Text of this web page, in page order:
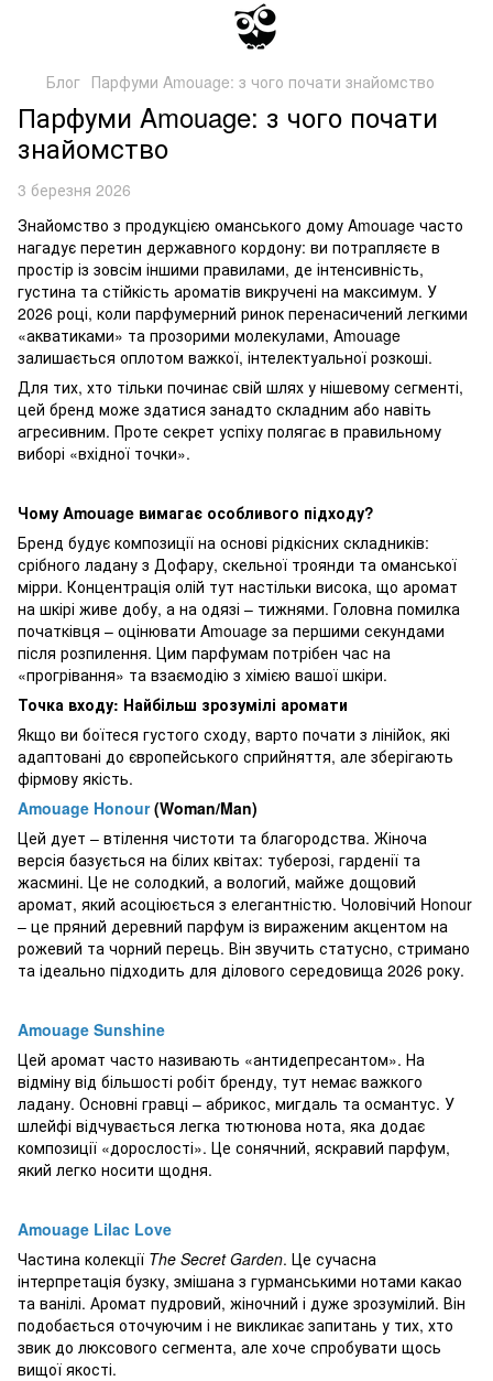
Блог Парфуми Amouage: з чого почати знайомство
Парфуми Amouage: з чого почати
знайомство
3 березня 2026
Знайомство з продукцією оманського дому Amouage часто
нагадує перетин державного кордону: ви потрапляєте в
простір із зовсім іншими правилами, де інтенсивність,
густина та стійкість ароматів викручені на максимум. У
2026 році, коли парфумерний ринок перенасичений легкими
«акватиками» та прозорими молекулами, Amouage
залишається оплотом важкої, інтелектуальної розкоші.
Для тих, хто тільки починає свій шлях у нішевому сегменті,
цей бренд може здатися занадто складним або навіть
агресивним. Проте секрет успіху полягає в правильному
виборі «вхідної точки».
Чому Amouage вимагає особливого підходу?
Бренд будує композиції на основі рідкісних складників:
срібного ладану з Дофару, скельної троянди та оманської
мірри. Концентрація олій тут настільки висока, що аромат
на шкірі живе добу, а на одязі – тижнями. Головна помилка
початківця – оцінювати Amouage за першими секундами
після розпилення. Цим парфумам потрібен час на
«прогрівання» та взаємодію з хімією вашої шкіри.
Точка входу: Найбільш зрозумілі аромати
Якщо ви боїтеся густого сходу, варто почати з лінійок, які
адаптовані до європейського сприйняття, але зберігають
фірмову якість.
Amouage Honour(Woman/Man)
Цей дует – втілення чистоти та благородства. Жіноча
версія базується на білих квітах: туберозі, гарденії та
жасмині. Це не солодкий, а вологий, майже дощовий
аромат, який асоціюється з елегантністю. Чоловічий Honour
– це пряний деревний парфум із вираженим акцентом на
рожевий та чорний перець. Він звучить статусно, стримано
та ідеально підходить для ділового середовища 2026 року.
Amouage Sunshine
Цей аромат часто називають «антидепресантом». На
відміну від більшості робіт бренду, тут немає важкого
ладану. Основні гравці – абрикос, мигдаль та османтус. У
шлейфі відчувається легка тютюнова нота, яка додає
композиції «дорослості». Це сонячний, яскравий парфум,
який легко носити щодня.
Amouage Lilac Love
Частина колекції The Secret Garden. Це сучасна
інтерпретація бузку, змішана з гурманськими нотами какао
та ванілі. Аромат пудровий, жіночний і дуже зрозумілий. Він
подобається оточуючим і не викликає запитань у тих, хто
звик до люксового сегмента, але хоче спробувати щось
вищої якості.